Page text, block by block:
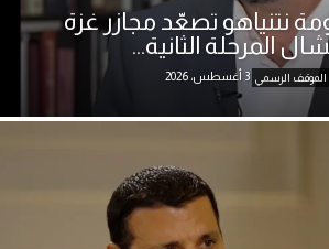
نتنياهو تصعّد مجازر غزة
المرحلة الثانية...
الموقف الرسمي 3 أغسطس، 2026